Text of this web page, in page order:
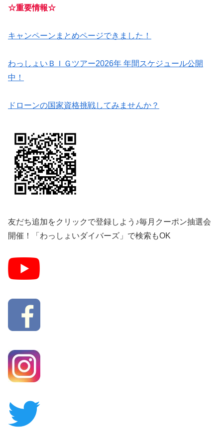
☆重要情報☆
キャンペーンまとめページできました！
わっしょいＢＩＧツアー2026年 年間スケジュール公開
中！
ドローンの国家資格挑戦してみませんか？
友だち追加をクリックで登録しよう♪毎月クーポン抽選会
開催！「わっしょいダイバーズ」で検索もOK